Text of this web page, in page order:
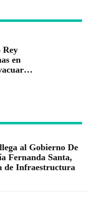
Rey
en
al Gobierno De
Fernanda Santa,
de Infraestructura